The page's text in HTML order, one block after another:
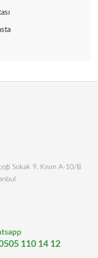
Sokak 9. Kısım A-10/B
110 14 12